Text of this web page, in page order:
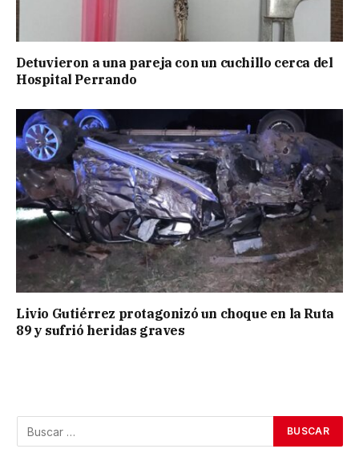
Detuvieron a una pareja con un cuchillo cerca del
Hospital Perrando
Livio Gutiérrez protagonizó un choque en la Ruta
89 y sufrió heridas graves